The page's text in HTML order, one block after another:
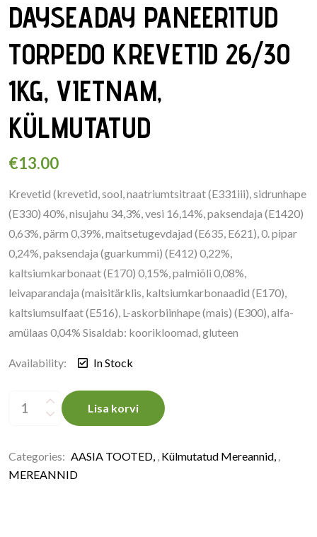
DAYSEADAY PANEERITUD
TORPEDO KREVETID 26/30
1KG, VIETNAM,
KÜLMUTATUD
€13.00
Krevetid (krevetid, sool, naatriumtsitraat (E331iii), sidrunhape
(E330) 40%, nisujahu 34,3%, vesi 16,14%, paksendaja (E1420)
0,63%, pärm 0,39%, maitsetugevdajad (E635, E621), 0. pipar
0,24%, paksendaja (guarkummi) (E412) 0,22%,
kaltsiumkarbonaat (E170) 0,15%, palmiõli 0,08%,
leivaparandaja (maisitärklis, kaltsiumkarbonaadid (E170),
kaltsiumsulfaat (E516), L-askorbiinhape (mais) (E300), alfa-
amülaas 0,04% Sisaldab: koorikloomad, gluteen
Availability: In Stock
DAYSEADAY
PANEERITUD
TORPEDO
VIETNAM,
KÜLMUTATUD
quantity
Lisa korvi
Categories: AASIA TOOTED , Külmutatud Mereannid ,
MEREANNID